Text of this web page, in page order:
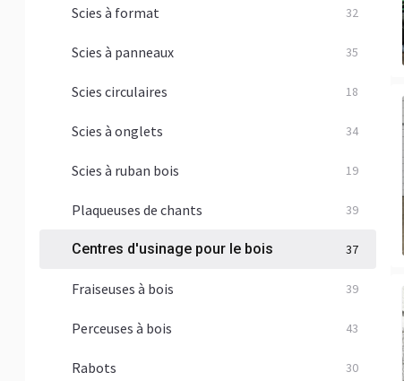
Scies à format 32
Scies à panneaux 35
Scies circulaires 18
Scies à onglets 34
Scies à ruban bois 19
Plaqueuses de chants 39
Centres d'usinage pour le bois 37
Fraiseuses à bois 39
Perceuses à bois 43
Rabots 30